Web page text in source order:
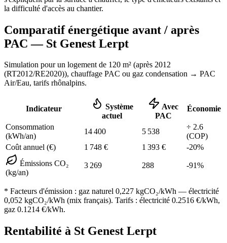
la difficulté d'accès au chantier.
Comparatif énergétique avant / après
PAC — St Genest Lerpt
Simulation pour un logement de 120 m² (après 2012
(RT2012/RE2020)), chauffage PAC ou gaz condensation → PAC
Air/Eau, tarifs rhônalpins.
Indicateur
Système
actuel
Avec
PAC
Économie
Consommation
(kWh/an)
14 400 5 538
÷ 2.6
(COP)
Coût annuel (€)
1 748 € 1 393 € -20%
Émissions CO₂
(kg/an)
3 269 288 -91%
* Facteurs d'émission : gaz naturel 0,227 kgCO₂/kWh — électricité
0,052 kgCO₂/kWh (mix français). Tarifs : électricité 0.2516 €/kWh,
gaz 0.1214 €/kWh.
Rentabilité à St Genest Lerpt